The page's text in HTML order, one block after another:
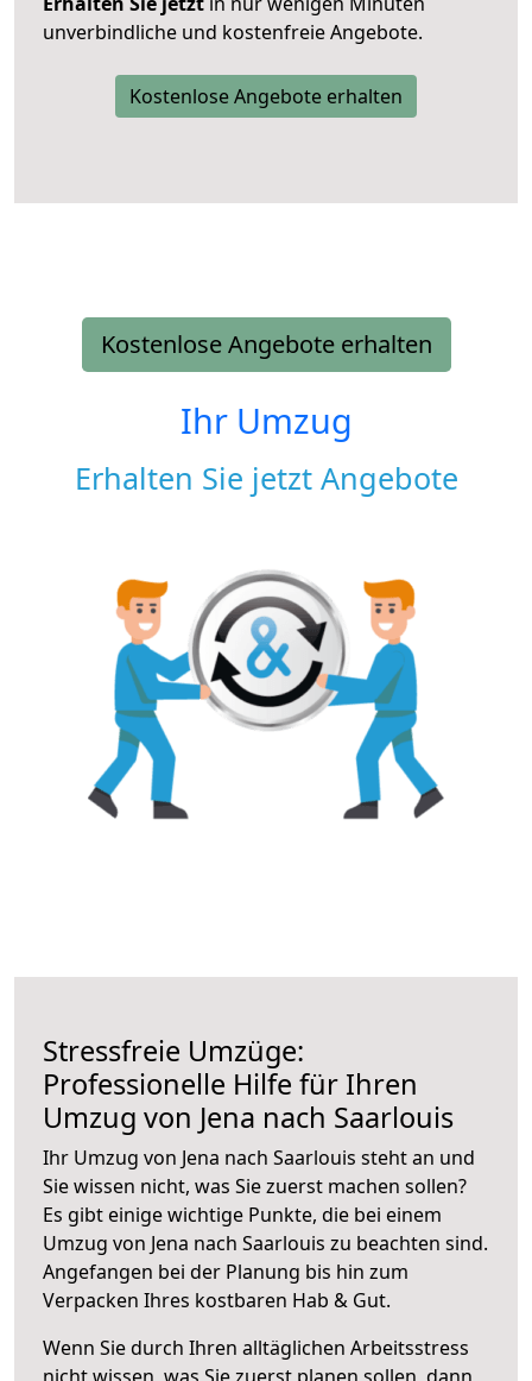
unverbindliche und kostenfreie Angebote.
Kostenlose Angebote erhalten
Kostenlose Angebote erhalten
Ihr Umzug
Erhalten Sie jetzt Angebote
Stressfreie Umzüge:
Professionelle Hilfe für Ihren
Umzug von Jena nach Saarlouis
Ihr Umzug von Jena nach Saarlouis steht an und
Sie wissen nicht, was Sie zuerst machen sollen?
Es gibt einige wichtige Punkte, die bei einem
Umzug von Jena nach Saarlouis zu beachten sind.
Angefangen bei der Planung bis hin zum
Verpacken Ihres kostbaren Hab & Gut.
Wenn Sie durch Ihren alltäglichen Arbeitsstress